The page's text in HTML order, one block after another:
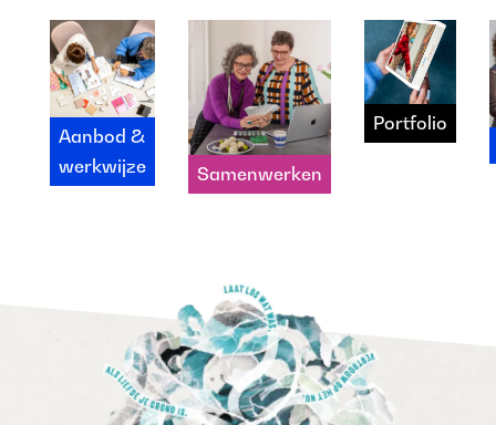
Aanbod &
werkwijze
Samenwerken
Portfolio